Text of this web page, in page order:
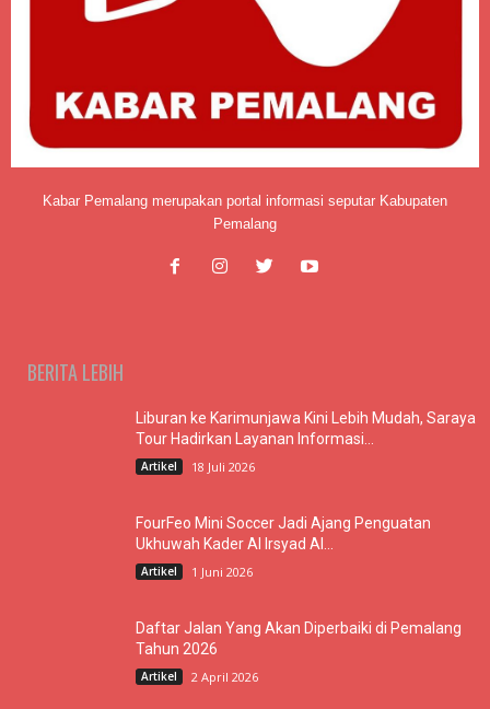
Kabar Pemalang merupakan portal informasi seputar Kabupaten
Pemalang
BERITA LEBIH
Liburan ke Karimunjawa Kini Lebih Mudah, Saraya
Tour Hadirkan Layanan Informasi...
Artikel 18 Juli 2026
FourFeo Mini Soccer Jadi Ajang Penguatan
Ukhuwah Kader Al Irsyad Al...
Artikel 1 Juni 2026
Daftar Jalan Yang Akan Diperbaiki di Pemalang
Tahun 2026
Artikel 2 April 2026